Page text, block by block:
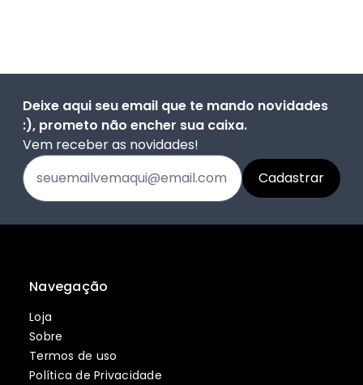
Deixe aqui seu email que te mando novidades
:), prometo não encher sua caixa.
Vem receber as novidades!
Navegação
Loja
Sobre
Termos de uso
Política de Privacidade